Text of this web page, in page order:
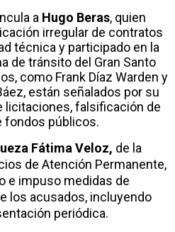
a Hugo Beras, quien
irregular de contratos
técnica y participado en la
de tránsito del Gran Santo
como Frank Díaz Warden y
están señalados por su
licitaciones, falsificación de
fondos públicos.
Fátima Veloz, de la
de Atención Permanente,
e impuso medidas de
los acusados, incluyendo
periódica.